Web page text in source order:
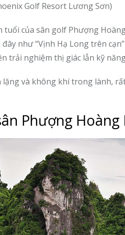
của sân golf Phượng
như “Vịnh Hạ Long trên
trải nghiệm thị giác lẫn kỹ
và không khí trong lành,
Phượng Hoàng